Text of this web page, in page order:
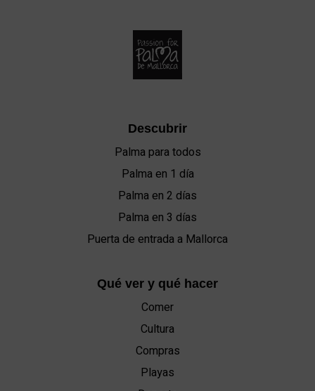
Descubrir
Palma para todos
Palma en 1 día
Palma en 2 días
Palma en 3 días
Puerta de entrada a Mallorca
Qué ver y qué hacer
Comer
Cultura
Compras
Playas